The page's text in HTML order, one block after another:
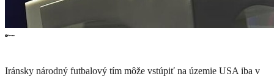
Iránsky národný futbalový tím môže vstúpiť na územie USA iba v